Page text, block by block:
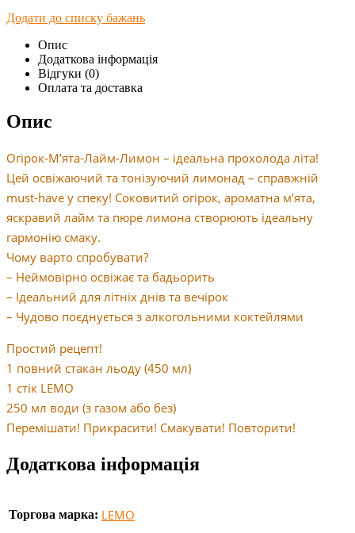
Додати до списку бажань
Опис
Додаткова інформація
Відгуки (0)
Оплата та доставка
Опис
Огірок-М’ята-Лайм-Лимон – ідеальна прохолода літа!
Цей освіжаючий та тонізуючий лимонад – справжній
must-have у спеку! Соковитий огірок, ароматна м’ята,
яскравий лайм та пюре лимона створюють ідеальну
гармонію смаку.
Чому варто спробувати?
– Неймовірно освіжає та бадьорить
– Ідеальний для літніх днів та вечірок
– Чудово поєднується з алкогольними коктейлями
Простий рецепт!
1 повний стакан льоду (450 мл)
1 стік LEMO
250 мл води (з газом або без)
Перемішати! Прикрасити! Смакувати! Повторити!
Додаткова інформація
Торгова марка: LEMO